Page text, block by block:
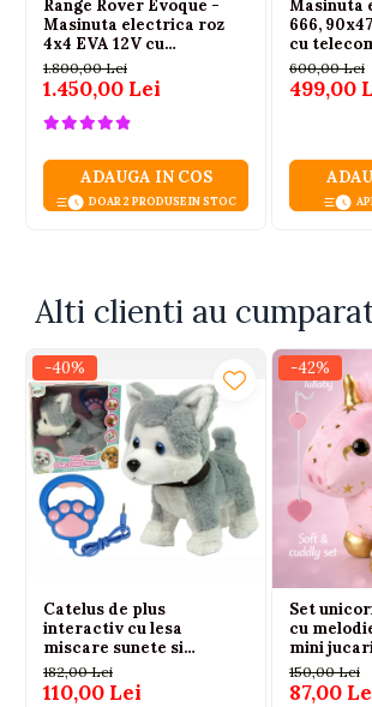
Range Rover Evoque -
Masinuta electrica roz
4x4 EVA 12V cu
telecomanda parentala
1.800,00 Lei
1.450,00 Lei
ADAUGA IN COS
DOAR 2 PRODUSE IN STOC
Masinuta
666,
cu
ani+
600,00 Lei
499,00
Alti clienti au
-40%
Catelus de plus
interactiv cu lesa
miscare sunete si
melodii, 3 ani+
182,00 Lei
110,00 Lei
-42%
Set
cu
mini
150,00 Lei
87,00